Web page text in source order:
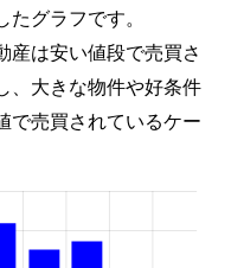
グラフです。
産は安い値段で売買さ
、大きな物件や好条件
で売買されているケー